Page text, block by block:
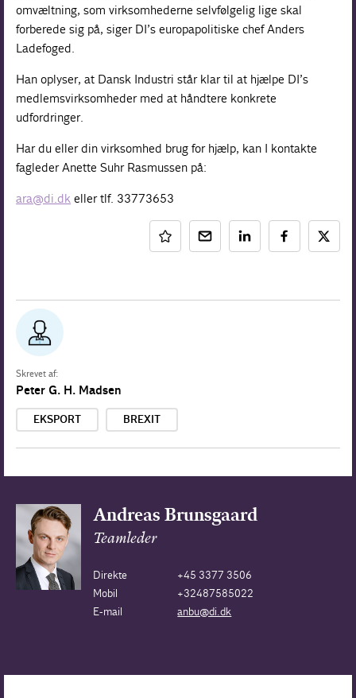
omvæltning, som virksomhederne selvfølgelig lige skal
forberede sig på, siger DI’s europapolitiske chef Anders
Ladefoged.
Han oplyser, at Dansk Industri står klar til at hjælpe DI’s
medlemsvirksomheder med at håndtere konkrete
udfordringer.
Har du eller din virksomhed brug for hjælp, kan I kontakte
fagleder Anette Suhr Rasmussen på:
ara@di.dk eller tlf. 33773653
Skrevet af:
Peter G. H. Madsen
EKSPORT BREXIT
Andreas Brunsgaard
Teamleder
Direkte
+45 3377 3506
Mobil
+32487585022
E-mail
anbu@di.dk